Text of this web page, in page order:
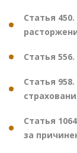
Статья
Статья
Статья
Статья
за